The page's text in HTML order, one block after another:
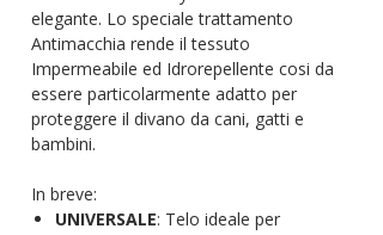
elegante. Lo speciale trattamento
Antimacchia rende il tessuto
Impermeabile ed Idrorepellente cosi da
essere particolarmente adatto per
proteggere il divano da cani, gatti e
bambini.
In breve:
UNIVERSALE: Telo ideale per